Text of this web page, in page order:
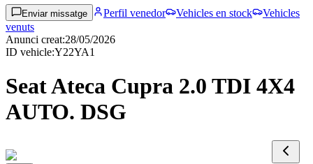
Enviar missatge Perfil venedor Vehicles en stock
Vehicles
venuts
Anunci creat:28/05/2026
ID vehicle:Y22YA1
Seat Ateca Cupra 2.0 TDI 4X4
AUTO. DSG